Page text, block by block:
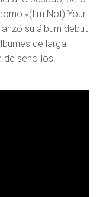
«(I’m Not) Your
su álbum debut
de larga
de sencillos.